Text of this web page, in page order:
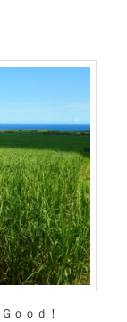
ｏｏｄ！